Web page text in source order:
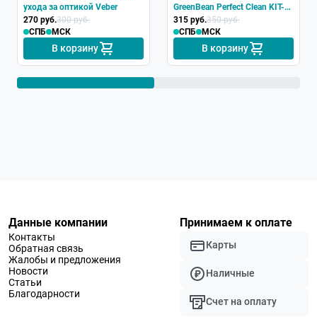
ухода за оптикой Veber
270 руб.300 руб.
СПБ
МСК
В корзину
GreenBean Perfect Clean KIT-
01
315 руб.350 руб.
СПБ
МСК
В корзину
Данные компании
Контакты
Обратная связь
Жалобы и предложения
Новости
Статьи
Благодарности
Принимаем к оплате
Карты
Наличные
Счет на оплату